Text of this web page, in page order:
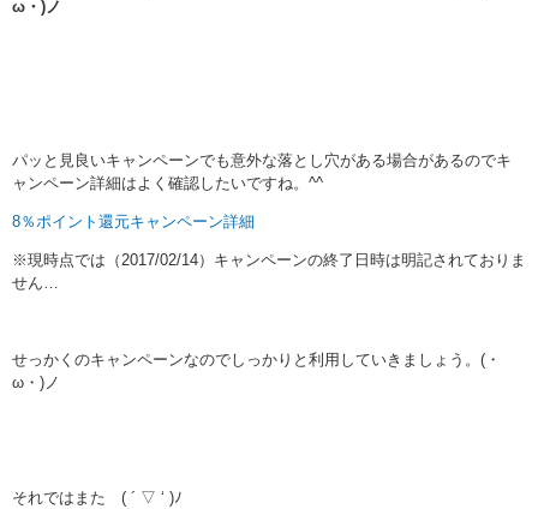
ω・)ノ
パッと見良いキャンペーンでも意外な落とし穴がある場合があるのでキ
ャンペーン詳細はよく確認したいですね。^^
8％ポイント還元キャンペーン詳細
※現時点では（2017/02/14）キャンペーンの終了日時は明記されておりま
せん…
せっかくのキャンペーンなのでしっかりと利用していきましょう。(・
ω・)ノ
それではまた ( ´ ▽ ‘ )ﾉ